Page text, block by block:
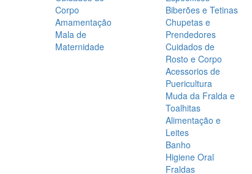
Corpo
Amamentação
Mala de
Maternidade
Biberões e Tetinas
Chupetas e
Prendedores
Cuidados de
Rosto e Corpo
Acessorios de
Puericultura
Muda da Fralda e
Toalhitas
Alimentação e
Leites
Banho
Higiene Oral
Fraldas